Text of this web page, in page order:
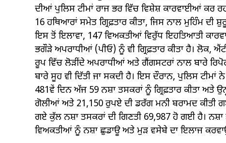
ਦੀਆਂ ਪੁਲਿਸ ਟੀਮਾਂ ਰਾਜ ਭਰ ਵਿੱਚ ਵਿਸ਼ੇਸ਼ ਕਾਰਵਾਈਆਂ ਕਰ
16 ਹਥਿਆਰਾਂ ਸਮੇਤ ਗ੍ਰਿਫ਼ਤਾਰ ਕੀਤਾ, ਜਿਸ ਨਾਲ ਮੁਹਿੰਮ
ਇਸ ਤੋਂ ਇਲਾਵਾ, 147 ਵਿਅਕਤੀਆਂ ਵਿਰੁੱਧ ਇਹਤਿਆਤੀ
ਭਗੌੜੇ ਅਪਰਾਧੀਆਂ (ਪੀਓ) ਨੂੰ ਵੀ ਗ੍ਰਿਫ਼ਤਾਰ ਕੀਤਾ ਹੈ। ਲੋਕ,
ਰੂਪ ਵਿੱਚ ਲੋੜੀਂਦੇ ਅਪਰਾਧੀਆਂ ਅਤੇ ਗੈਂਗਸਟਰਾਂ ਨਾਲ ਬਾਰੇ
ਬਾਰੇ ਸੂਹ ਵੀ ਦਿੱਤੀ ਜਾ ਸਕਦੀ ਹੈ। ਇਸ ਦੌਰਾਨ, ਪੁਲਿਸ
481ਵੇਂ ਦਿਨ ਅੱਜ 59 ਨਸ਼ਾ ਤਸਕਰਾਂ ਨੂੰ ਗ੍ਰਿਫ਼ਤਾਰ ਕੀਤਾ ਅਤੇ
ਗੋਲੀਆਂ ਅਤੇ 21,150 ਰੁਪਏ ਦੀ ਡਰੱਗ ਮਨੀ ਬਰਾਮਦ ਕੀਤੀ
ਗਏ ਕੁੱਲ ਨਸ਼ਾ ਤਸਕਰਾਂ ਦੀ ਗਿਣਤੀ 69,987 ਹੋ ਗਈ ਹੈ।
ਵਿਅਕਤੀਆਂ ਨੂੰ ਨਸ਼ਾ ਛੁਡਾਊ ਅਤੇ ਮੁੜ ਵਸੇਬੇ ਦਾ ਇਲਾਜ